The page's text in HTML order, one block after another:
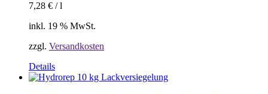
7,28 € /l
inkl. 19 % MwSt.
zzgl. Versandkosten
Details